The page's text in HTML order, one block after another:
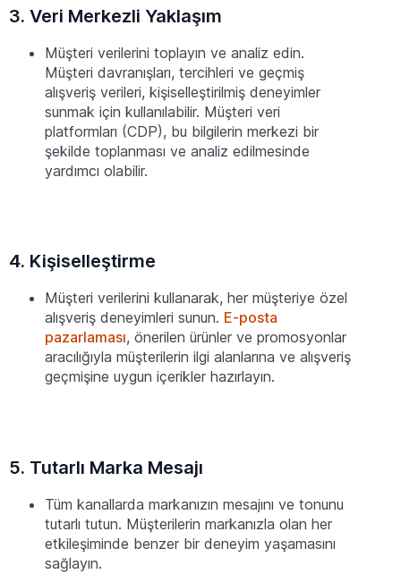
3. Veri Merkezli Yaklaşım
Müşteri verilerini toplayın ve analiz edin.
Müşteri davranışları, tercihleri ve geçmiş
alışveriş verileri, kişiselleştirilmiş deneyimler
sunmak için kullanılabilir. Müşteri veri
platformları (CDP), bu bilgilerin merkezi bir
şekilde toplanması ve analiz edilmesinde
yardımcı olabilir.
4. Kişiselleştirme
Müşteri verilerini kullanarak, her müşteriye özel
alışveriş deneyimleri sunun. E-posta
pazarlaması, önerilen ürünler ve promosyonlar
aracılığıyla müşterilerin ilgi alanlarına ve alışveriş
geçmişine uygun içerikler hazırlayın.
5. Tutarlı Marka Mesajı
Tüm kanallarda markanızın mesajını ve tonunu
tutarlı tutun. Müşterilerin markanızla olan her
etkileşiminde benzer bir deneyim yaşamasını
sağlayın.